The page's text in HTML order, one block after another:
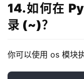
14.如何在
录 (~)？
你可以使用 os 模块